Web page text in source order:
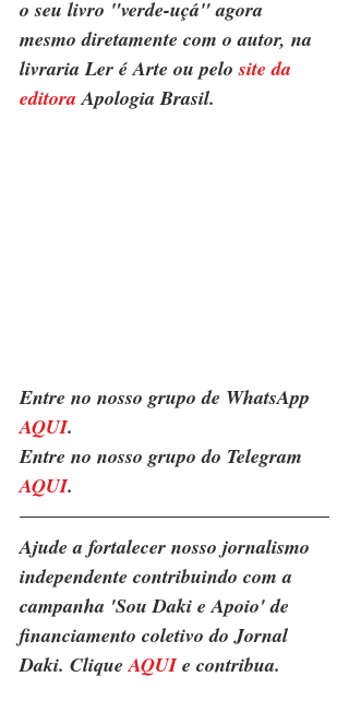
o seu livro "verde-uçá" agora
mesmo diretamente com o autor, na
livraria Ler é Arte ou pelo site da
editora Apologia Brasil.
Entre no nosso grupo de WhatsApp
AQUI.
Entre no nosso grupo do Telegram
AQUI.
Ajude a fortalecer nosso jornalismo
independente contribuindo com a
campanha 'Sou Daki e Apoio' de
financiamento coletivo do Jornal
Daki. Clique AQUI e contribua.